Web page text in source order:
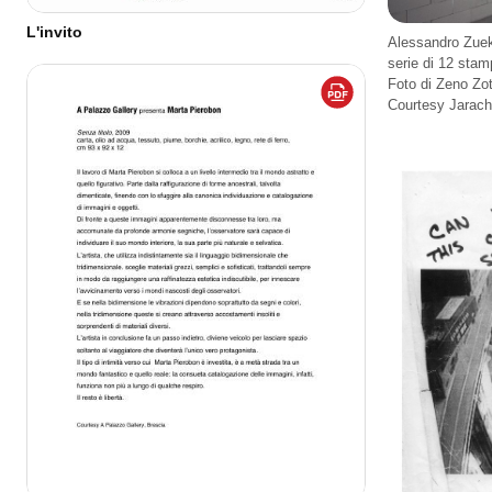
L'invito
Alessandro
serie di 12
Foto di Zeno
Courtesy